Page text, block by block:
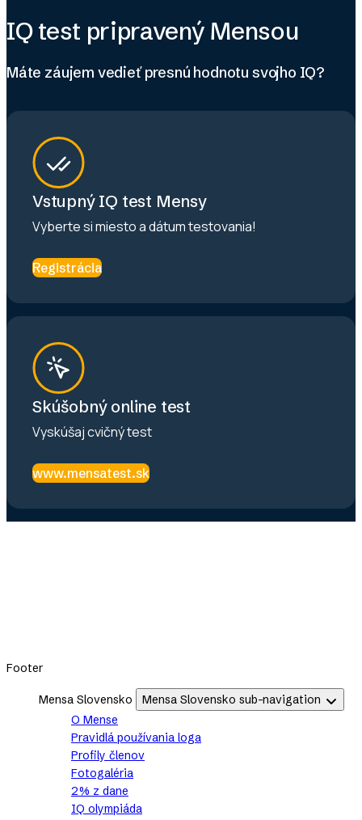
IQ test pripravený Mensou
Máte záujem vedieť presnú hodnotu svojho IQ?
Vstupný IQ test Mensy
Vyberte si miesto a dátum testovania!
Registrácia
Skúšobný online test
Vyskúšaj cvičný test
www.mensatest.sk
Footer
Mensa Slovensko
Mensa Slovensko sub-navigation
O Mense
Pravidlá používania loga
Profily členov
Fotogaléria
2% z dane
IQ olympiáda